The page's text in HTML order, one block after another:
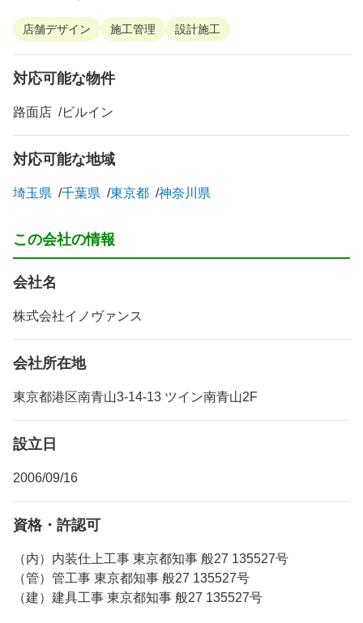
店舗デザイン 施工管理 設計施工
対応可能な物件
路面店 ビルイン
対応可能な地域
埼玉県 千葉県 東京都 神奈川県
この会社の情報
会社名
株式会社イノヴァンス
会社所在地
東京都港区南青山3-14-13 ツイン南青山2F
設立日
2006/09/16
資格・許認可
（内）内装仕上工事 東京都知事 般27 135527号
（管）管工事 東京都知事 般27 135527号
（建）建具工事 東京都知事 般27 135527号